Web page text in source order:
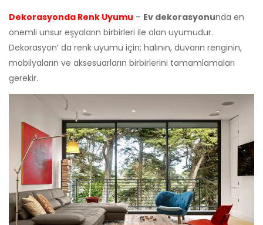
Dekorasyonda Renk Uyumu – Ev dekorasyonunda en
önemli unsur eşyaların birbirleri ile olan uyumudur.
Dekorasyon’ da renk uyumu için; halının, duvarın renginin,
mobilyaların ve aksesuarların birbirlerini tamamlamaları
gerekir.